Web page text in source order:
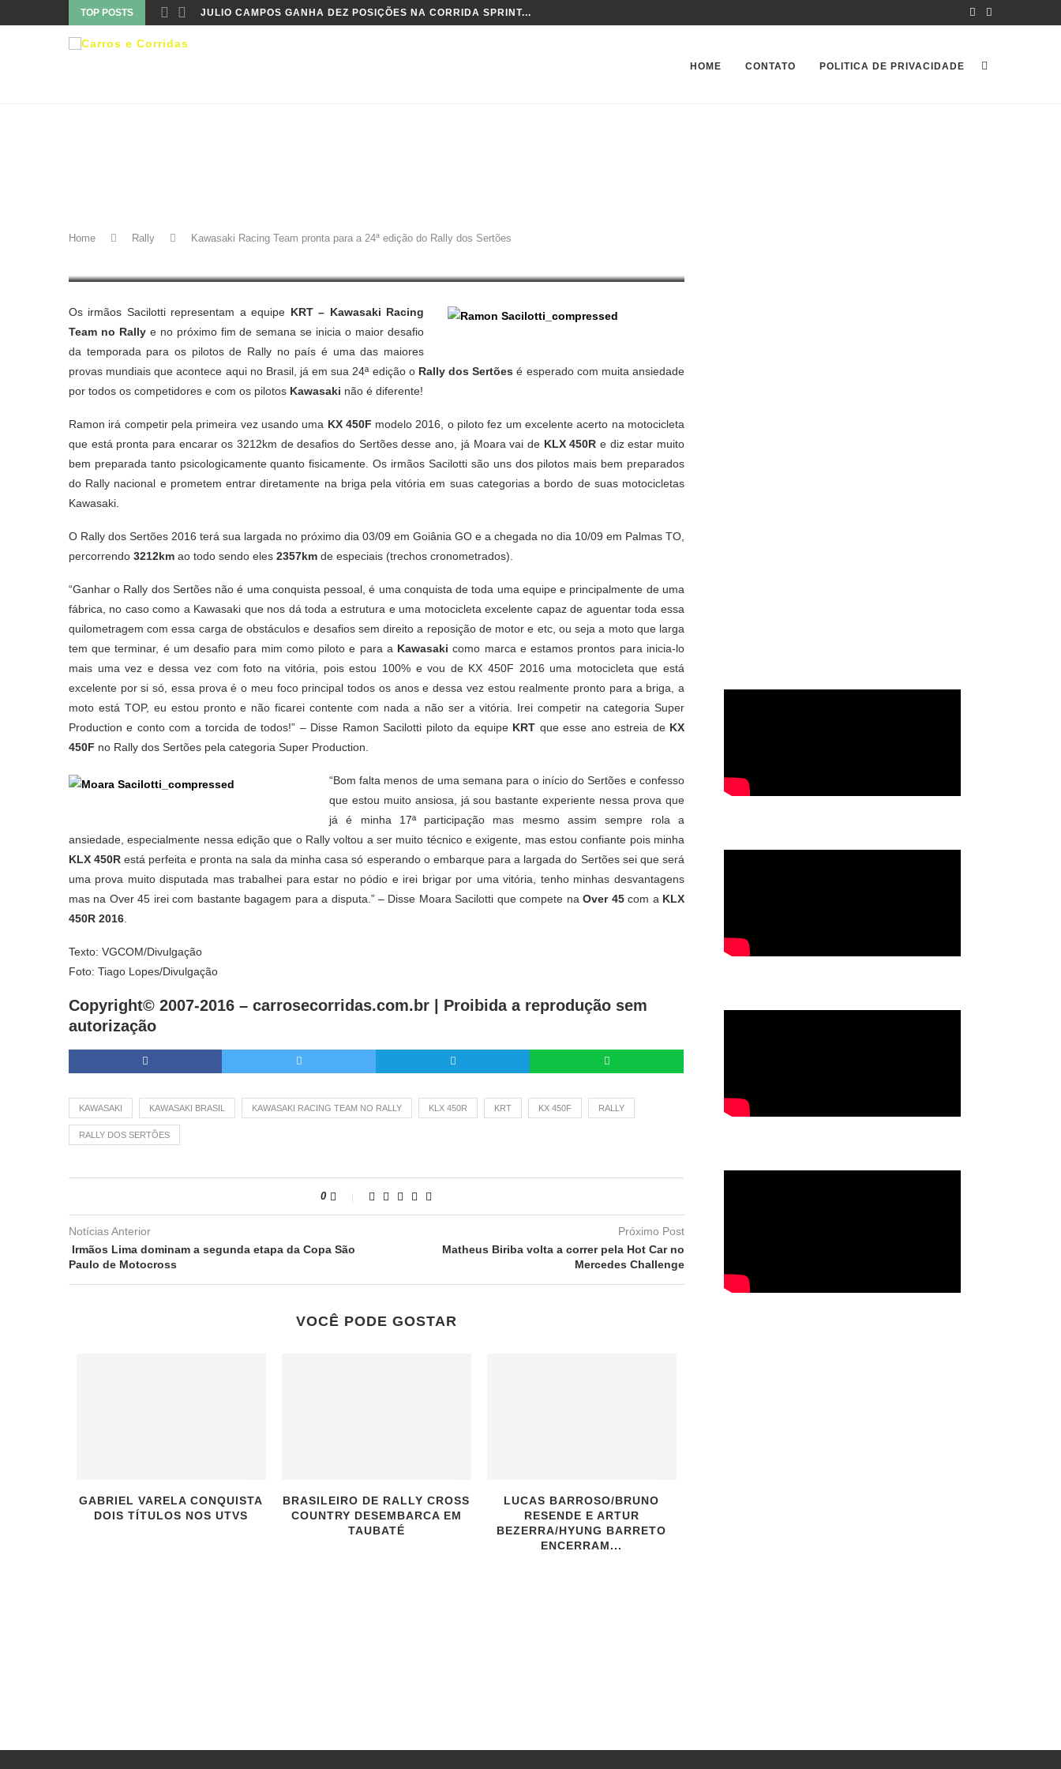
TOP POSTS JULIO CAMPOS GANHA DEZ POSIÇÕES NA CORRIDA SPRINT...
HOME CONTATO POLITICA DE PRIVACIDADE
Home Rally Kawasaki Racing Team pronta para a 24ª edição do Rally dos Sertões
RALLY DOS SERTÕES
Os irmãos Sacilotti representam a equipe KRT – Kawasaki Racing
Team no Rallye no próximo fim de semana se inicia o maior desafio
da temporada para os pilotos de Rally no país é uma das maiores
provas mundiais que acontece aqui no Brasil, já em sua 24ª edição o Rally dos Sertões é esperado com muita ansiedade
por todos os competidores e com os pilotos Kawasaki não é diferente!
Ramon irá competir pela primeira vez usando uma KX 450F modelo 2016, o piloto fez um excelente acerto na motocicleta
que está pronta para encarar os 3212km de desafios do Sertões desse ano, já Moara vai de KLX 450R e diz estar muito
bem preparada tanto psicologicamente quanto fisicamente. Os irmãos Sacilotti são uns dos pilotos mais bem preparados
do Rally nacional e prometem entrar diretamente na briga pela vitória em suas categorias a bordo de suas motocicletas
Kawasaki.
O Rally dos Sertões 2016 terá sua largada no próximo dia 03/09 em Goiânia GO e a chegada no dia 10/09 em Palmas TO,
percorrendo 3212km ao todo sendo eles 2357km de especiais (trechos cronometrados).
“Ganhar o Rally dos Sertões não é uma conquista pessoal, é uma conquista de toda uma equipe e principalmente de uma
fábrica, no caso como a Kawasaki que nos dá toda a estrutura e uma motocicleta excelente capaz de aguentar toda essa
quilometragem com essa carga de obstáculos e desafios sem direito a reposição de motor e etc, ou seja a moto que larga
tem que terminar, é um desafio para mim como piloto e para a Kawasaki como marca e estamos prontos para inicia-lo
mais uma vez e dessa vez com foto na vitória, pois estou 100% e vou de KX 450F 2016 uma motocicleta que está
excelente por si só, essa prova é o meu foco principal todos os anos e dessa vez estou realmente pronto para a briga, a
moto está TOP, eu estou pronto e não ficarei contente com nada a não ser a vitória. Irei competir na categoria Super
Production e conto com a torcida de todos!” – Disse Ramon Sacilotti piloto da equipe KRT que esse ano estreia de KX
450F no Rally dos Sertões pela categoria Super Production.
“Bom falta menos de uma semana para o início do Sertões e confesso
que estou muito ansiosa, já sou bastante experiente nessa prova que
já é minha 17ª participação mas mesmo assim sempre rola a
ansiedade, especialmente nessa edição que o Rally voltou a ser muito técnico e exigente, mas estou confiante pois minha
KLX 450R está perfeita e pronta na sala da minha casa só esperando o embarque para a largada do Sertões sei que será
uma prova muito disputada mas trabalhei para estar no pódio e irei brigar por uma vitória, tenho minhas desvantagens
mas na Over 45 irei com bastante bagagem para a disputa.” – Disse Moara Sacilotti que compete naOver 45com a KLX
450R 2016
Texto: VGCOM/Divulgação
Foto: Tiago Lopes/Divulgação
Copyright© 2007-2016 – carrosecorridas.com.br |
Proibida a reprodução sem
autorização
KAWASAKI KAWASAKI BRASIL KAWASAKI RACING TEAM NO RALLY KLX 450R KRT KX 450F RALLY
RALLY DOS SERTÕES
0
Notícias Anterior
Irmãos Lima dominam a segunda etapa da Copa São
Paulo de Motocross
Próximo Post
Matheus Biriba volta a correr pela Hot Car no
Mercedes Challenge
VOCÊ PODE GOSTAR
GABRIEL VARELA CONQUISTA
DOIS TÍTULOS NOS UTVS
BRASILEIRO DE RALLY CROSS
COUNTRY DESEMBARCA EM
TAUBATÉ
LUCAS BARROSO/BRUNO
RESENDE E ARTUR
BEZERRA/HYUNG BARRETO
ENCERRAM...